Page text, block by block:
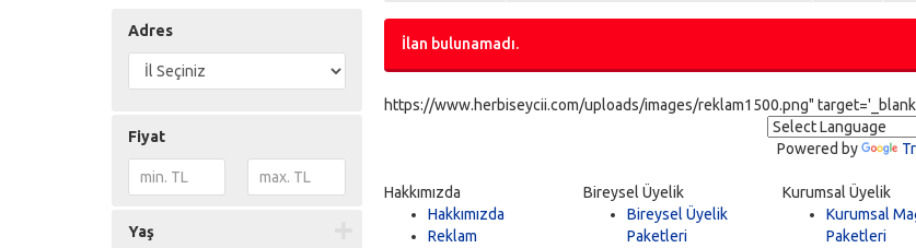
Adres
Fiyat
Yaş
İlan bulunamadı.
https://www.herbiseycii.com/uploads/images/reklam1500.png"
Powered by
Hakkımızda
Hakkımızda
Reklam
Bireysel Üyelik
Bireysel Üyelik
Paketleri
Kurumsal Üyelik
Kurumsal
Paketleri